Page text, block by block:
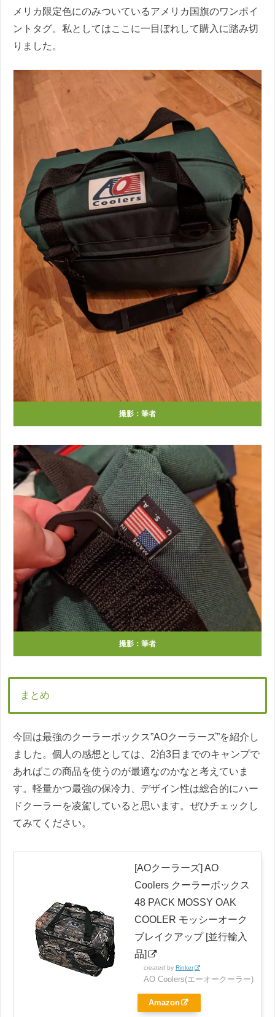
メリカ限定色にのみついているアメリカ国旗のワンポイ
ントタグ。私としてはここに一目ぼれして購入に踏み切
りました。
撮影：筆者
撮影：筆者
まとめ
今回は最強のクーラーボックス”AOクーラーズ”を紹介し
ました。個人の感想としては、2泊3日までのキャンプで
あればこの商品を使うのが最適なのかなと考えていま
す。軽量かつ最強の保冷力、デザイン性は総合的にハー
ドクーラーを凌駕していると思います。ぜひチェックし
てみてください。
[AOクーラーズ] AO
Coolers クーラーボックス
48 PACK MOSSY OAK
COOLER モッシーオーク
ブレイクアップ [並行輸入
品]
created by Rinker
AO Coolers(エーオークーラー)
Amazon